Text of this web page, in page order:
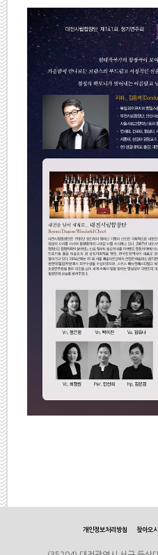
개인정보처리방침 찾아오